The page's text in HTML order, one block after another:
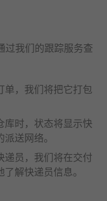
过我们的跟踪服务查
单，我们将把它打包
库时，状态将显示快
送网络。
递员，我们将在交付
解快递员信息。